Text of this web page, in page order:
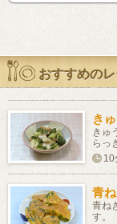
おすすめの
き
きゅ
らっ
10
青
青ね
す。